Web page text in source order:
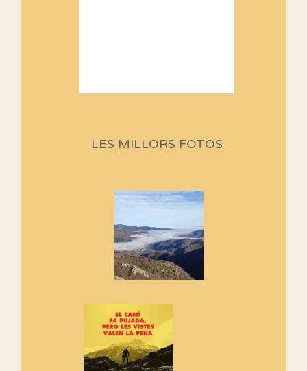
Si no podem caminar, alguna
Els Centpeus signen el
Manifest a favor dels Camins
Si ets una entitat o associació
adhereix-te al manifest!
Rebem un diploma dels
Amics de Sant Aniol d'Aguja
LES MILLORS FOTOS